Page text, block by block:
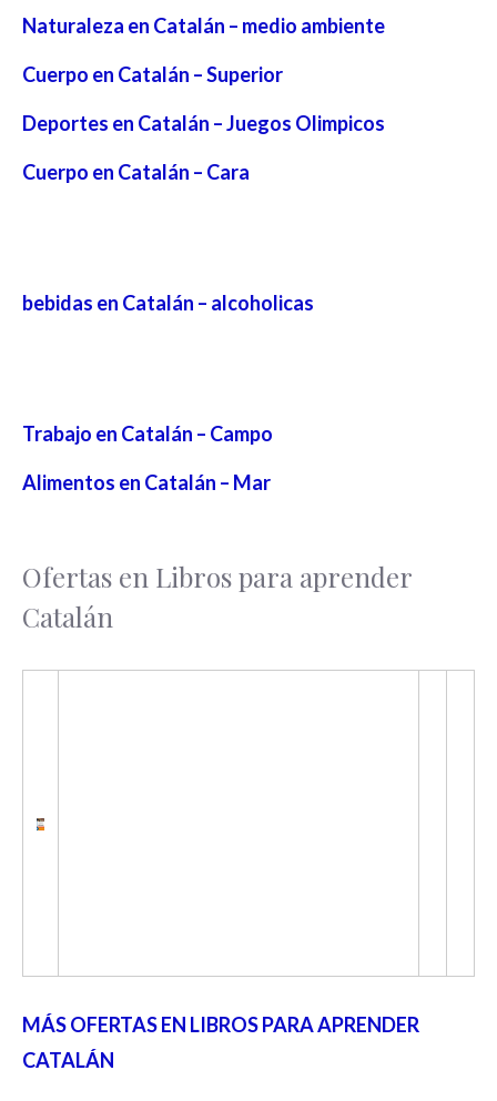
Naturaleza en Catalán – medio ambiente
Cuerpo en Catalán – Superior
Deportes en Catalán – Juegos Olimpicos
Cuerpo en Catalán – Cara
bebidas en Catalán – alcoholicas
Trabajo en Catalán – Campo
Alimentos en Catalán – Mar
Ofertas en Libros para aprender
Catalán
MÁS OFERTAS EN LIBROS PARA APRENDER
CATALÁN